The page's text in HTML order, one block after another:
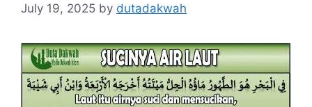
July 19, 2025 by dutadakwah